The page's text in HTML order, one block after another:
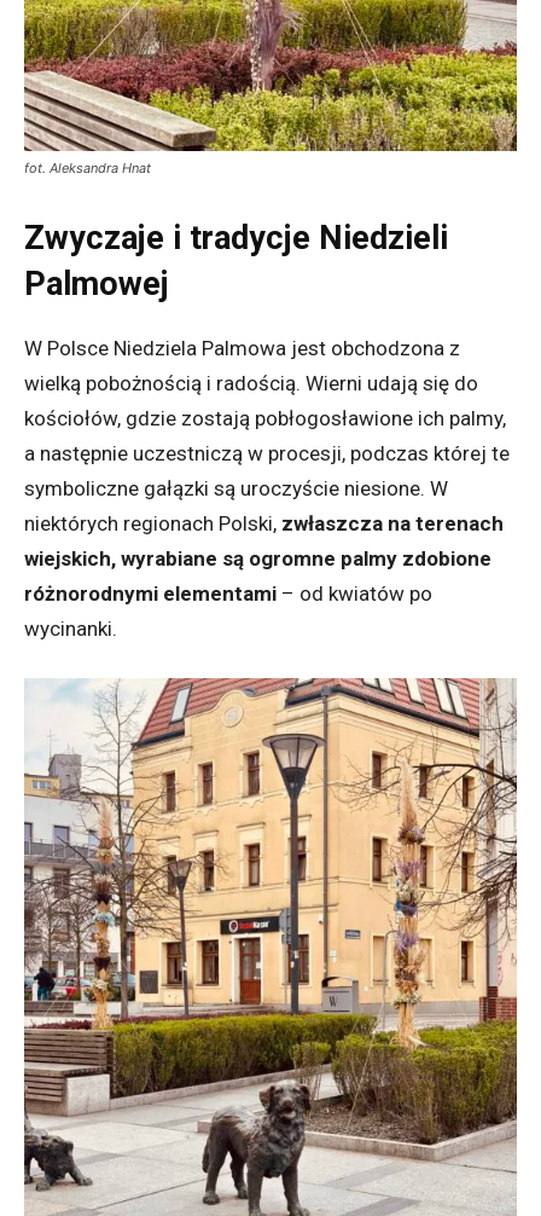
fot. Aleksandra Hnat
Zwyczaje i tradycje Niedzieli
Palmowej
W Polsce Niedziela Palmowa jest obchodzona z
wielką pobożnością i radością. Wierni udają się do
kościołów, gdzie zostają pobłogosławione ich palmy,
a następnie uczestniczą w procesji, podczas której te
symboliczne gałązki są uroczyście niesione. W
niektórych regionach Polski, zwłaszcza na terenach
wiejskich, wyrabiane są ogromne palmy zdobione
różnorodnymi elementami – od kwiatów po
wycinanki.